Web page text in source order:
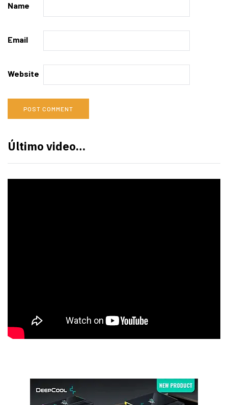
Name
Email
Website
Último video…